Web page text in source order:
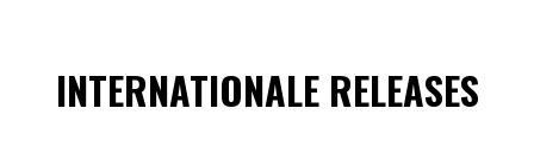
INTERNATIONALE RELEASES